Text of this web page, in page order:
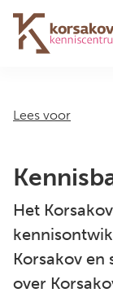
Navigation
Lees voor
Het
Korsakov en
over